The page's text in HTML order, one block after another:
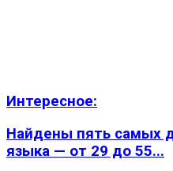
Интересное:
Найдены пять самых
языка — от 29 до 55...